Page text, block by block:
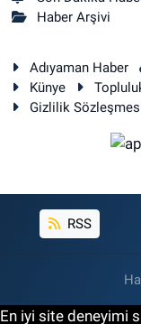
Haber Arşivi
Adıyaman Haber
Künye
Gizlilik
RSS
En iyi site deneyimi